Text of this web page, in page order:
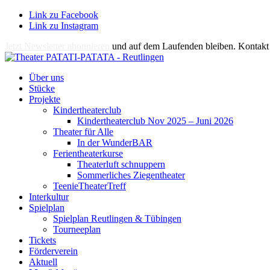
Link zu Facebook
Link zu Instagram
und auf dem Laufenden bleiben.
Über uns
Stücke
Projekte
Kindertheaterclub
Kindertheaterclub Nov 2025 – Juni 2026
Theater für Alle
In der WunderBAR
Ferientheaterkurse
Theaterluft schnuppern
Sommerliches Ziegentheater
TeenieTheaterTreff
Interkultur
Spielplan
Spielplan Reutlingen & Tübingen
Tourneeplan
Tickets
Förderverein
Aktuell